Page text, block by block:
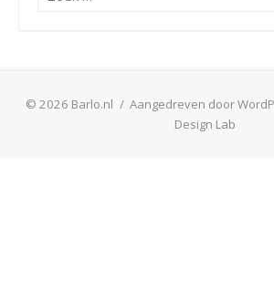
© 2026 Barlo.nl / Aangedreven door
Design Lab